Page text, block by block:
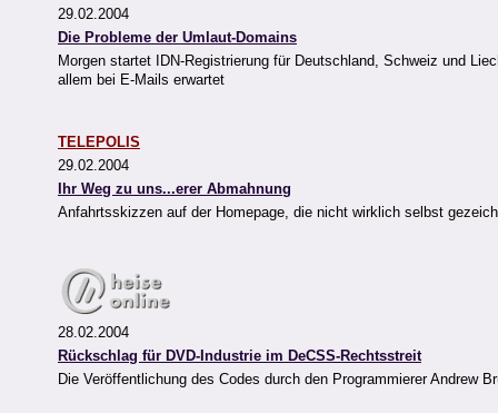
29.02.2004
Die Probleme der Umlaut-Domains
Morgen startet IDN-Registrierung für Deutschland, Schweiz und
allem bei E-Mails erwartet
TELEPOLIS
29.02.2004
Ihr Weg zu uns...erer Abmahnung
Anfahrtsskizzen auf der Homepage, die nicht wirklich selbst
28.02.2004
Rückschlag für DVD-Industrie im DeCSS-Rechtsstreit
Die Veröffentlichung des Codes durch den Programmierer Andrew